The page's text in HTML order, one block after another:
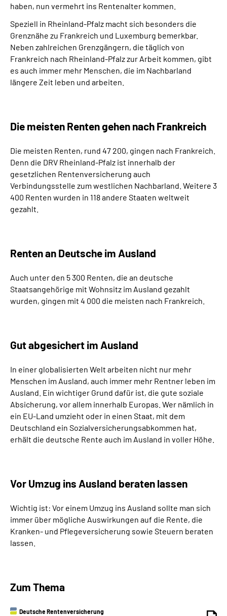
haben, nun vermehrt ins Rentenalter kommen.
Speziell in Rheinland-Pfalz macht sich besonders die
Grenznähe zu Frankreich und Luxemburg bemerkbar.
Neben zahlreichen Grenzgängern, die täglich von
Frankreich nach Rheinland-Pfalz zur Arbeit kommen, gibt
es auch immer mehr Menschen, die im Nachbarland
längere Zeit leben und arbeiten.
Die meisten Renten gehen nach Frankreich
Die meisten Renten, rund 47 200, gingen nach Frankreich.
Denn die DRV Rheinland-Pfalz ist innerhalb der
gesetzlichen Rentenversicherung auch
Verbindungsstelle zum westlichen Nachbarland. Weitere 3
400 Renten wurden in 118 andere Staaten weltweit
gezahlt.
Renten an Deutsche im Ausland
Auch unter den 5 300 Renten, die an deutsche
Staatsangehörige mit Wohnsitz im Ausland gezahlt
wurden, gingen mit 4 000 die meisten nach Frankreich.
Gut abgesichert im Ausland
In einer globalisierten Welt arbeiten nicht nur mehr
Menschen im Ausland, auch immer mehr Rentner leben im
Ausland. Ein wichtiger Grund dafür ist, die gute soziale
Absicherung, vor allem innerhalb Europas. Wer nämlich in
ein EU-Land umzieht oder in einen Staat, mit dem
Deutschland ein Sozialversicherungsabkommen hat,
erhält die deutsche Rente auch im Ausland in voller Höhe.
Vor Umzug ins Ausland beraten lassen
Wichtig ist: Vor einem Umzug ins Ausland sollte man sich
immer über mögliche Auswirkungen auf die Rente, die
Kranken- und Pflegeversicherung sowie Steuern beraten
lassen.
Zum Thema
Deutsche Rentenversicherung